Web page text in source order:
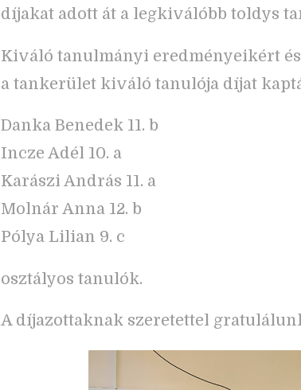
díjakat adott át a legkiválóbb toldys
Kiváló tanulmányi eredményeikért
a tankerület kiváló tanulója díjat
Danka Benedek 11. b
Incze Adél 10. a
Karászi András 11. a
Molnár Anna 12. b
Pólya Lilian 9. c
osztályos tanulók.
A díjazottaknak szeretettel